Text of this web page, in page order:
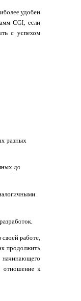
удобен
CGI, если
с успехом
разных
до
своей работе,
продолжить
к